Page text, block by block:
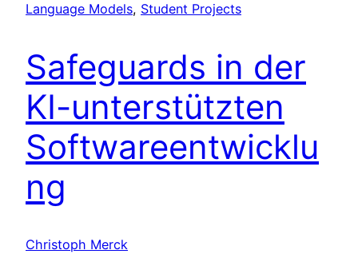
Language Models, Student Projects
Safeguards in der
KI-unterstützten
Softwareentwicklu
ng
Christoph Merck